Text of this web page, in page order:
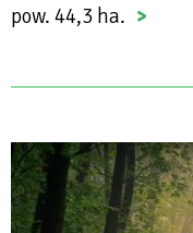
pow. 44,3 ha.